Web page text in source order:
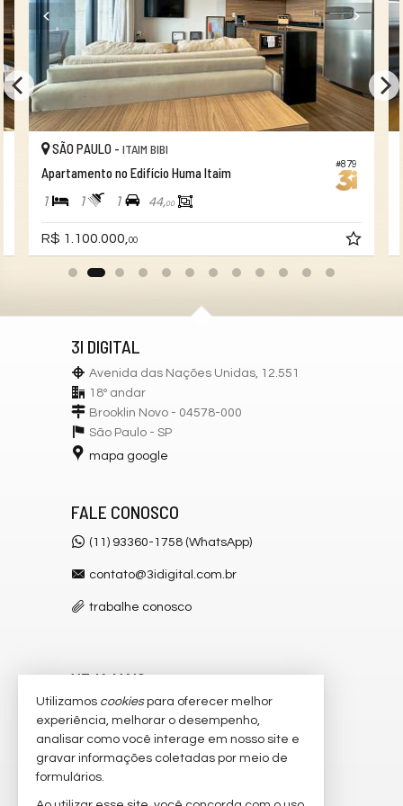
#879
SÃO PAULO - ITAIM BIBI
Apartamento no Edifício Huma Itaim
1 1 1 44,00
R$ 1.100.000, 00
3I DIGITAL
Avenida das Nações Unidas, 12.551
18º andar
Brooklin Novo - 04578-000
São Paulo - SP
mapa google
FALE CONOSCO
(11) 93360-1758 (WhatsApp)
contato@3idigital.com.br
trabalhe conosco
VEJA MAIS
receba nosso newsletter
cadastre seu imóvel
imóveis favoritos
Utilizamos cookiespara oferecer melhor
experiência, melhorar o desempenho,
analisar como você interage em nosso site e
gravar informações coletadas por meio de
formulários.